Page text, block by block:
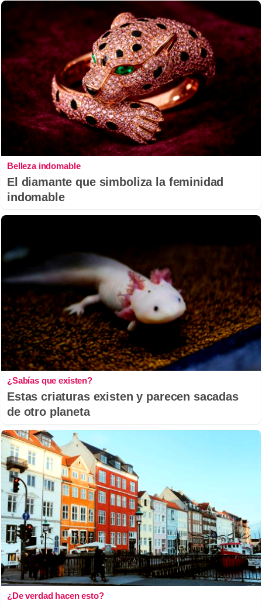
Belleza indomable
El diamante que simboliza la feminidad
indomable
¿Sabías que existen?
Estas criaturas existen y parecen sacadas
de otro planeta
¿De verdad hacen esto?